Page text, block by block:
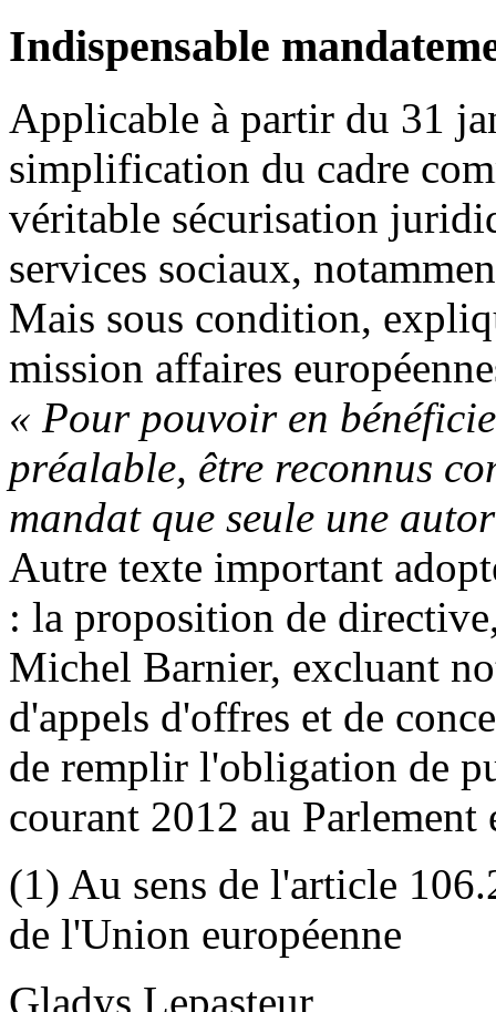
Indispensable
Applicable à partir du 31
simplification du cadre
véritable sécurisation
services sociaux,
Mais sous condition,
mission affaires
« Pour pouvoir en
préalable, être reconnus
mandat que seule une
Autre texte important
: la proposition de
Michel Barnier, excluant
d'appels d'offres et de
de remplir l'obligation de
courant 2012 au Parlement
(1) Au sens de l'article
de l'Union européenne
Gladys Lepasteur